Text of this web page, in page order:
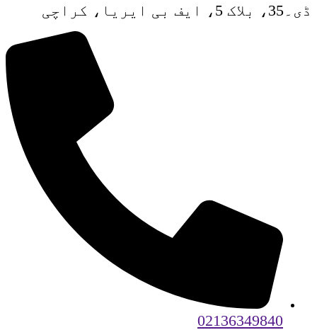
ڈی۔35، بلاک 5، ایف بی ایریا، کراچی
02136349840